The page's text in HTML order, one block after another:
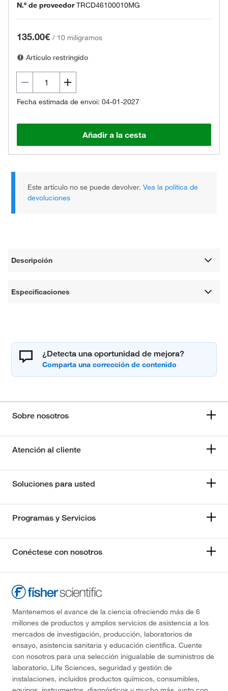
N.º de proveedor TRCD46100010MG
135.00€ / 10 miligramos
Artículo restringido
Fecha estimada de envoi: 04-01-2027
Añadir a la cesta
Este artículo no se puede devolver.Vea la política de
devoluciones
Descripción
Especificaciones
¿Detecta una oportunidad de mejora?
Sobre nosotros
Atención al cliente
Soluciones para usted
Programas y Servicios
Conéctese con nosotros
Mantenemos el avance de la ciencia ofreciendo más de 6
millones de productos y amplios servicios de asistencia a los
mercados de investigación, producción, laboratorios de
ensayo, asistencia sanitaria y educación científica. Cuente
con nosotros para una selección inigualable de suministros de
laboratorio, Life Sciences, seguridad y gestión de
instalaciones, incluidos productos químicos, consumibles,